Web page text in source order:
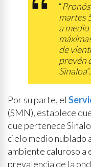
“
martes
a
de
prevén
Sinaloa”.
Por su parte, el
(SMN), establece
que pertenece
cielo medio nublado
ambiente caluroso a
prevalencia de la